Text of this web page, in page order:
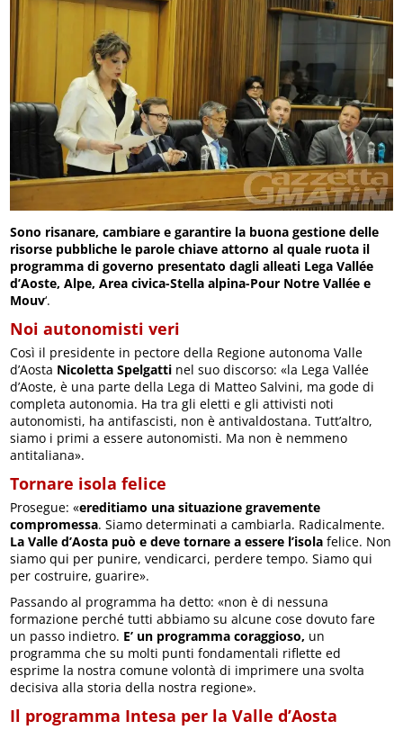
Sono risanare, cambiare e garantire la buona gestione delle
risorse pubbliche le parole chiave attorno al quale ruota il
programma di governo presentato dagli alleati Lega Vallée
d’Aoste, Alpe, Area civica-Stella alpina-Pour Notre Vallée e
Mouv‘.
Noi autonomisti veri
Così il presidente in pectore della Regione autonoma Valle
d’Aosta Nicoletta Spelgatti nel suo discorso: «la Lega Vallée
d’Aoste, è una parte della Lega di Matteo Salvini, ma gode di
completa autonomia. Ha tra gli eletti e gli attivisti noti
autonomisti, ha antifascisti, non è antivaldostana. Tutt’altro,
siamo i primi a essere autonomisti. Ma non è nemmeno
antitaliana».
Tornare isola felice
Prosegue: «ereditiamo una situazione gravemente
compromessa. Siamo determinati a cambiarla. Radicalmente.
La Valle d’Aosta può e deve tornare a essere l’isola felice. Non
siamo qui per punire, vendicarci, perdere tempo. Siamo qui
per costruire, guarire».
Passando al programma ha detto: «non è di nessuna
formazione perché tutti abbiamo su alcune cose dovuto fare
un passo indietro. E’ un programma coraggioso, un
programma che su molti punti fondamentali riflette ed
esprime la nostra comune volontà di imprimere una svolta
decisiva alla storia della nostra regione».
Il programma Intesa per la Valle d’Aosta